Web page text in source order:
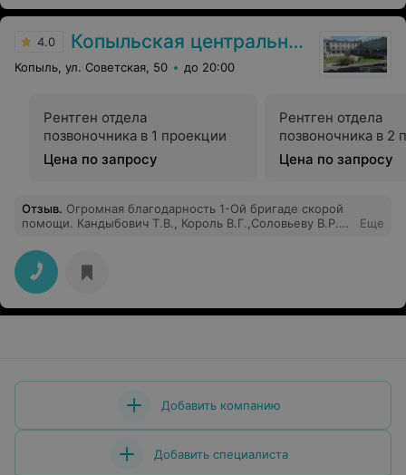
4.0 Копыльская центральная районная больница
Копыль, ул. Советская, 50 до 20:00
Рентген отдела
позвоночника в 1 проекции
Цена по запросу
Рентген отдела
позвоночника в 2
Цена по запросу
Отзыв. Огромная благодарность 1-Ой бригаде скорой
помощи. Кандыбович Т.В., Король В.Г.,Соловьеву В.Р.
Здоровья и вам врачи.
Еще
Добавить компанию
Добавить специалиста